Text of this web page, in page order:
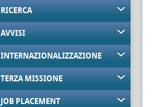
RICERCA
AVVISI
INTERNAZIONALIZZAZIONE
TERZA MISSIONE
JOB PLACEMENT